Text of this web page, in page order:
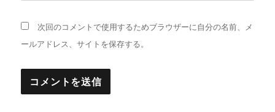
次回のコメントで使用するためブラウザーに自分の名前、メ
ールアドレス、サイトを保存する。